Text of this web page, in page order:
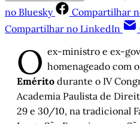
no Bluesky
Compartilhar
Compartilhar no LinkedIn
O ex-ministro e ex-
homenageado com
Emérito durante o IV
Academia Paulista de
29 e 30/10, na tradicional